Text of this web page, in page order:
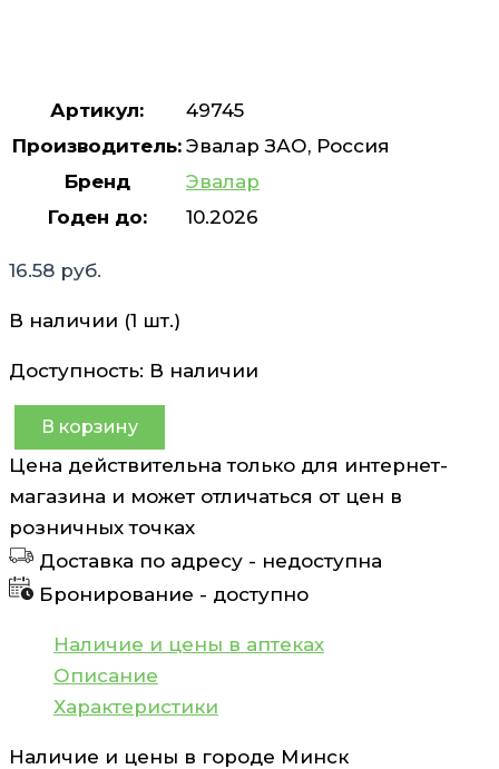
Артикул:
49745
Производитель: Эвалар ЗАО, Россия
Бренд
Эвалар
Годен до:
10.2026
16.58 руб.
В наличии (1 шт.)
Доступность: В наличии
Количество
товара
Сабельник
Эвалар
крем
100мл
Эвалар
В корзину
Цена действительна только для интернет-
магазина и может отличаться от цен в
розничных точках
Доставка по адресу - недоступна
Бронирование - доступно
Наличие и цены в аптеках
Описание
Характеристики
Наличие и цены в городе Минск